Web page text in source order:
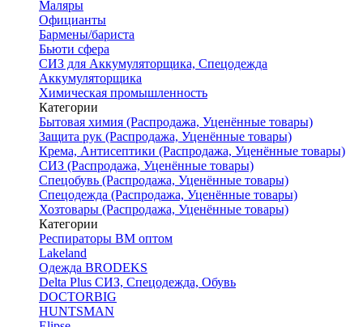
Маляры
Официанты
Бармены/бариста
Бьюти сфера
СИЗ для Аккумуляторщика, Спецодежда
Аккумуляторщика
Химическая промышленность
Категории
Бытовая химия (Распродажа, Уценённые товары)
Защита рук (Распродажа, Уценённые товары)
Крема, Антисептики (Распродажа, Уценённые товары)
СИЗ (Распродажа, Уценённые товары)
Спецобувь (Распродажа, Уценённые товары)
Спецодежда (Распродажа, Уценённые товары)
Хозтовары (Распродажа, Уценённые товары)
Категории
Респираторы ВМ оптом
Lakeland
Одежда BRODEKS
Delta Plus СИЗ, Спецодежда, Обувь
DOCTORBIG
HUNTSMAN